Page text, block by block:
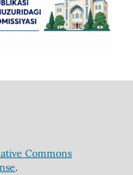
Commons
.